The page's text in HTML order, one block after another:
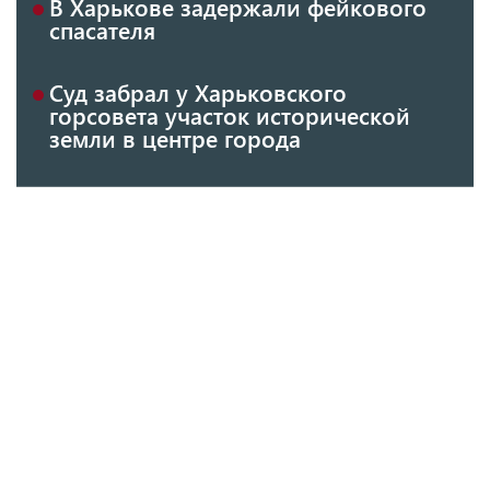
спасателя
Суд забрал у Харьковского
горсовета участок исторической
земли в центре города